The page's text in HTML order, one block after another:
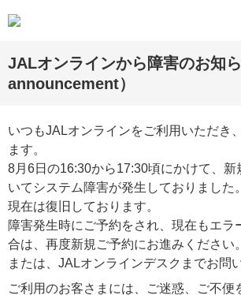
JALオンラインから障害のお知
announcement）
いつもJALオンラインをご利用いただき
ます。
8月6日の16:30から17:30頃にかけて、新
いてシステム障害が発生しておりました。
現在は復旧しております。
障害発生時にご予約をされ、現在もエラ
合は、再度新規ご予約にお進みください。
または、JALオンラインデスクまでお問
ご利用のお客さまには、ご迷惑、ご不便